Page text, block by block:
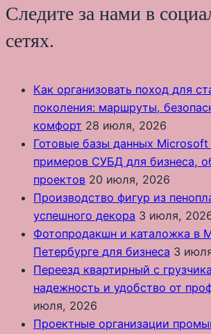
Следите за нами в
сетях.
Как организовать поход для
поколения: маршруты,
комфорт 28 июля, 2026
Готовые базы данных
примеров СУБД для бизнеса,
проектов 20 июля, 2026
Производство фигур из
успешного декора 3 июля,
Фотопродакшн и каталожка в
Петербурге для бизнеса 3
Переезд квартирный с
надежность и удобство от
июля, 2026
Проектные организации